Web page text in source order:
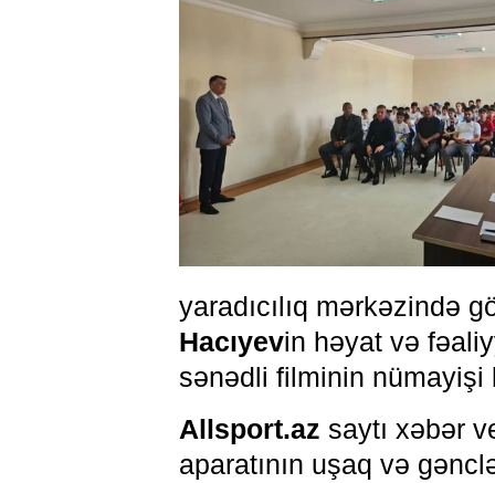
yaradıcılıq mərkəzində
Hacıyevin həyat və
sənədli filminin nümayişi
Allsport.az saytı xəbər
aparatının uşaq və